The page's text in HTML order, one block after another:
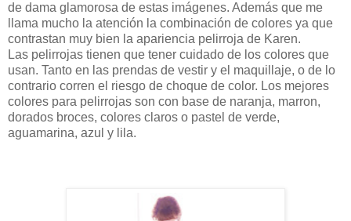
de dama glamorosa de estas imágenes. Además que me
llama mucho la atención la combinación de colores ya que
contrastan muy bien la apariencia pelirroja de Karen.
Las pelirrojas tienen que tener cuidado de los colores que
usan. Tanto en las prendas de vestir y el maquillaje, o de lo
contrario corren el riesgo de choque de color. Los mejores
colores para pelirrojas son con base de naranja, marron,
dorados broces, colores claros o pastel de verde,
aguamarina, azul y lila.